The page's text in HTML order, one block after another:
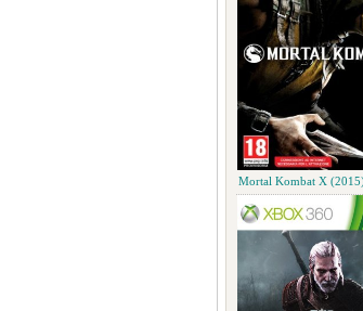
Mortal Kombat X